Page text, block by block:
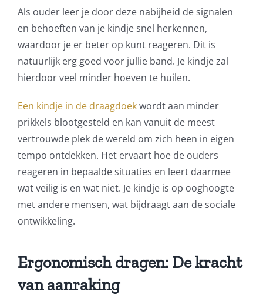
Als ouder leer je door deze nabijheid de signalen
en behoeften van je kindje snel herkennen,
waardoor je er beter op kunt reageren. Dit is
natuurlijk erg goed voor jullie band. Je kindje zal
hierdoor veel minder hoeven te huilen.
Een kindje in de draagdoekwordt aan minder
prikkels blootgesteld en kan vanuit de meest
vertrouwde plek de wereld om zich heen in eigen
tempo ontdekken. Het ervaart hoe de ouders
reageren in bepaalde situaties en leert daarmee
wat veilig is en wat niet. Je kindje is op ooghoogte
met andere mensen, wat bijdraagt aan de sociale
ontwikkeling.
Ergonomisch dragen: De kracht
van aanraking